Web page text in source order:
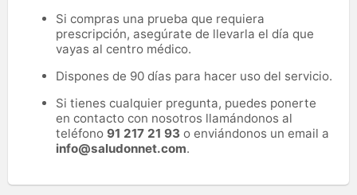
Si compras una prueba que requiera
prescripción, asegúrate de llevarla el día que
vayas al centro médico.
Dispones de 90 días para hacer uso del servicio.
Si tienes cualquier pregunta, puedes ponerte
en contacto con nosotros llamándonos al
teléfono 91 217 21 93 o enviándonos un email a
info@saludonnet.com.